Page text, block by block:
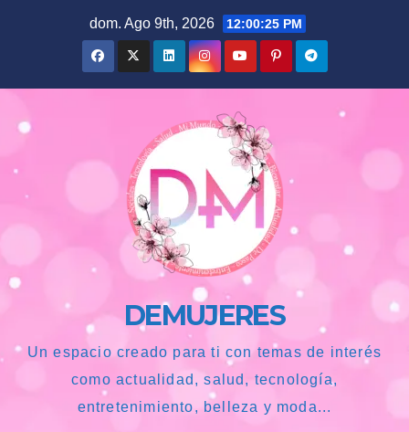
dom. Ago 9th, 2026 12:00:26 PM
DEMUJERES
Un espacio creado para ti con temas de interés
como actualidad, salud, tecnología,
entretenimiento, belleza y moda...